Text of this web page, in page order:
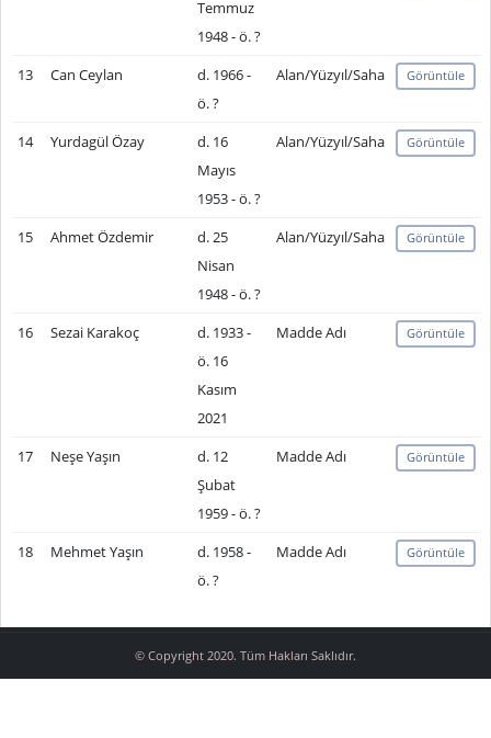
Temmuz
1948 - ö. ?
13 Can Ceylan
d. 1966 -
ö. ?
Alan/Yüzyıl/Saha Görüntüle
14 Yurdagül Özay
d. 16
Mayıs
1953 - ö. ?
Alan/Yüzyıl/Saha Görüntüle
15 Ahmet Özdemir
d. 25
Nisan
1948 - ö. ?
Alan/Yüzyıl/Saha Görüntüle
16 Sezai Karakoç
d. 1933 -
ö. 16
Kasım
2021
Madde Adı Görüntüle
17 Neşe Yaşın
d. 12
Şubat
1959 - ö. ?
Madde Adı Görüntüle
18 Mehmet Yaşın
d. 1958 -
ö. ?
Madde Adı Görüntüle
© Copyright 2020. Tüm Hakları Saklıdır.